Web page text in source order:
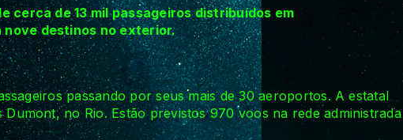
cerca de 13 mil passageiros distribuídos em
nove destinos no exterior.
passando por seus mais de 30 aeroportos. A estatal
no Rio. Estão previstos 970 voos na rede administrada